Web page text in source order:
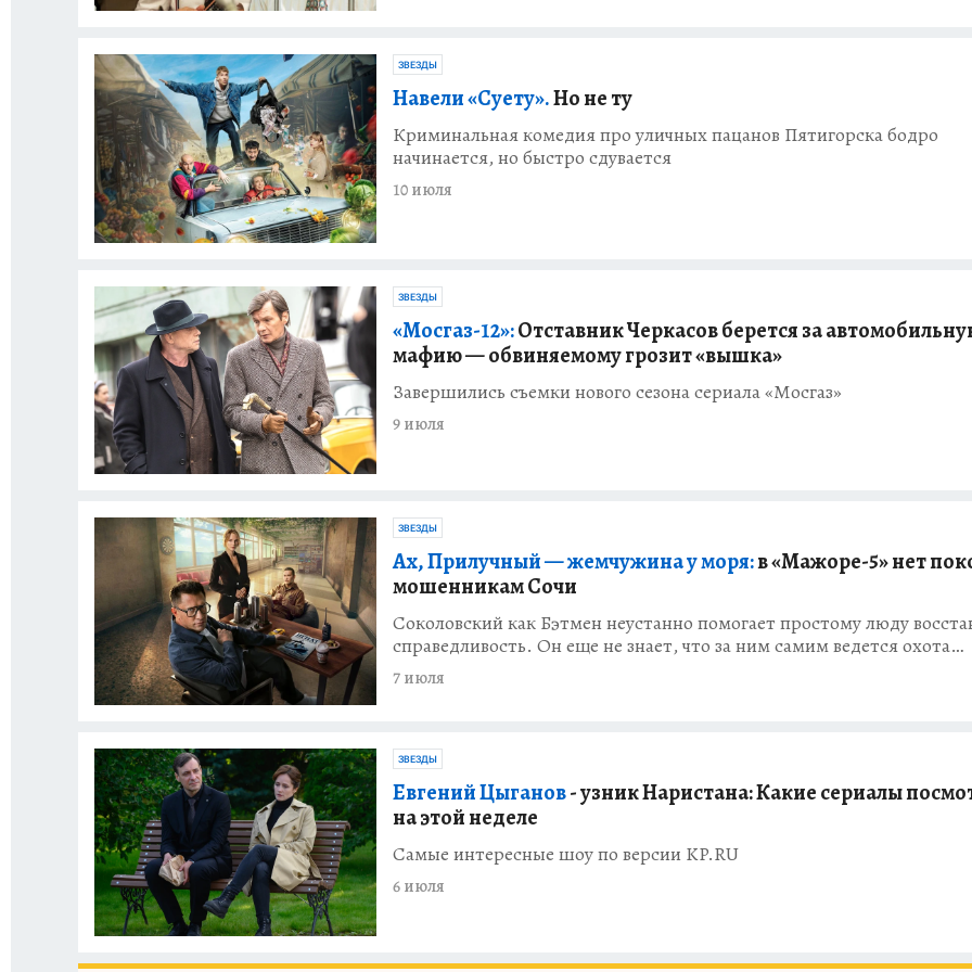
ЗВЕЗДЫ
Навели «Суету».Но не ту
Криминальная комедия про уличных пацанов Пятигорска бодро
начинается, но быстро сдувается
10 июля
ЗВЕЗДЫ
«Мосгаз-12»:Отставник Черкасов берется за
мафию — обвиняемому грозит «вышка»
Завершились съемки нового сезона сериала «Мосгаз»
9 июля
ЗВЕЗДЫ
Ах, Прилучный — жемчужина у моря:в «Мажоре-5» нет
мошенникам Сочи
Соколовский как Бэтмен неустанно помогает простому люду
справедливость. Он еще не знает, что за ним самим ведется охота…
7 июля
ЗВЕЗДЫ
Евгений Цыганов- узник Наристана: Какие сериалы
на этой неделе
Самые интересные шоу по версии KP.RU
6 июля